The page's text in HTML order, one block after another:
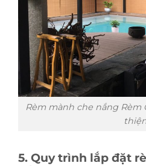
Rèm mành che nắng Rèm
5. Quy trình lắp đặt